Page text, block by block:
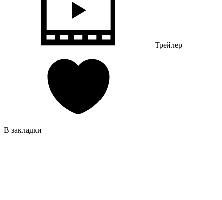
Трейлер
В закладки